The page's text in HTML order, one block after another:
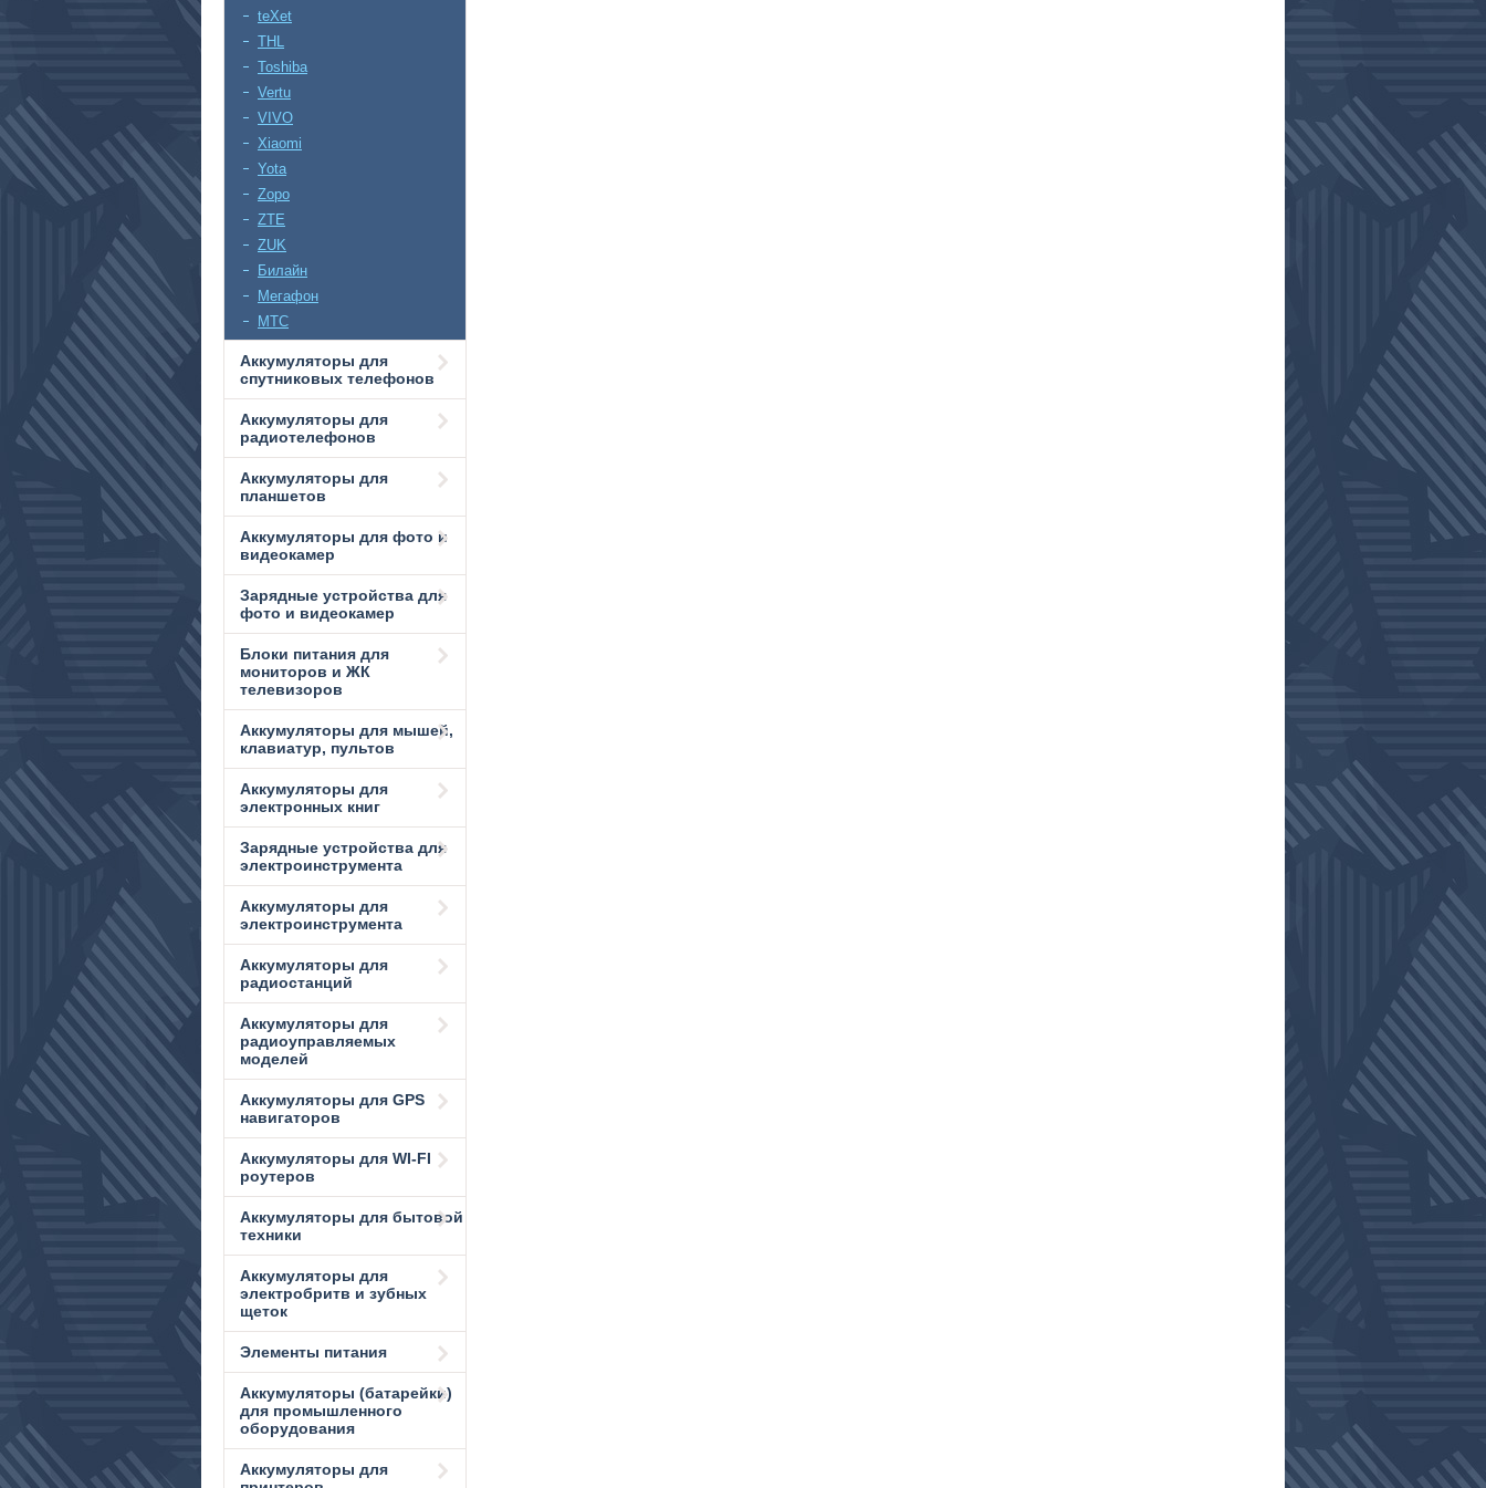
teXet
THL
Toshiba
Vertu
VIVO
Xiaomi
Yota
Zopo
ZTE
ZUK
Билайн
Мегафон
МТС
Аккумуляторы для
спутниковых телефонов
Аккумуляторы для
радиотелефонов
Аккумуляторы для
планшетов
Аккумуляторы для фото и
видеокамер
Зарядные устройства для
фото и видеокамер
Блоки питания для
мониторов и ЖК
телевизоров
Аккумуляторы для мышей,
клавиатур, пультов
Аккумуляторы для
электронных книг
Зарядные устройства для
электроинструмента
Аккумуляторы для
электроинструмента
Аккумуляторы для
радиостанций
Аккумуляторы для
радиоуправляемых
моделей
Аккумуляторы для GPS
навигаторов
Аккумуляторы для WI-FI
роутеров
Аккумуляторы для бытовой
техники
Аккумуляторы для
электробритв и зубных
щеток
Элементы питания
Аккумуляторы (батарейки)
для промышленного
оборудования
Аккумуляторы для